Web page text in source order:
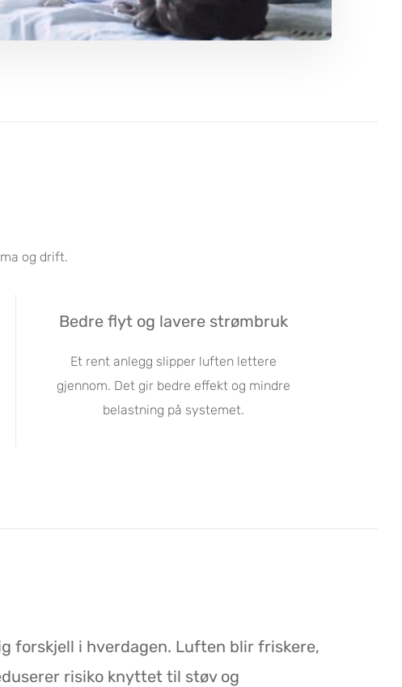
og drift.
Bedre flyt og lavere strømbruk
Et rent anlegg slipper luften lettere
gjennom. Det gir bedre effekt og mindre
belastning på systemet.
forskjell i hverdagen. Luften blir friskere,
risiko knyttet til støv og